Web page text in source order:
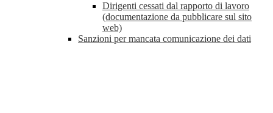
Dirigenti cessati dal rapporto di lavoro
(documentazione da pubblicare sul sito
web)
Sanzioni per mancata comunicazione dei dati